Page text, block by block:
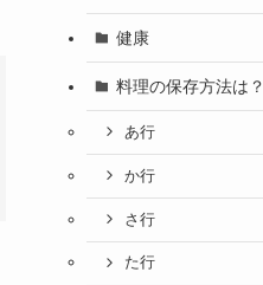
健康
料理の保存方法は？
あ行
か行
さ行
た行